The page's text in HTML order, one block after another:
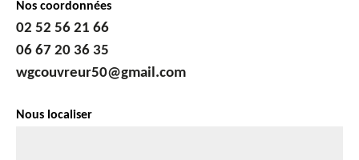
Nos coordonnées
02 52 56 21 66
06 67 20 36 35
wgcouvreur50@gmail.com
Nous localiser